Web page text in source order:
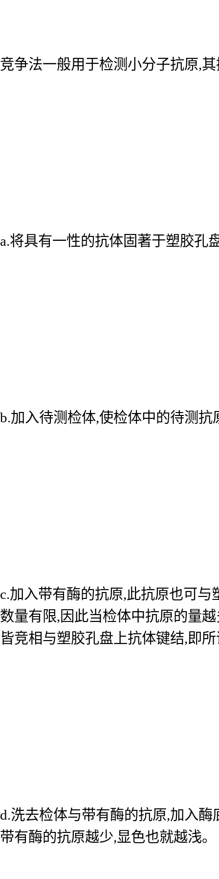
竞争法一般用于检测小分子抗原,
a.将具有一性的抗体固著于塑胶孔
b.加入待测检体,使检体中的待测
c.加入带有酶的抗原,此抗原也可
数量有限,因此当检体中抗原的量
皆竞相与塑胶孔盘上抗体键结,即
d.洗去检体与带有酶的抗原,加入
带有酶的抗原越少,显色也就越浅。